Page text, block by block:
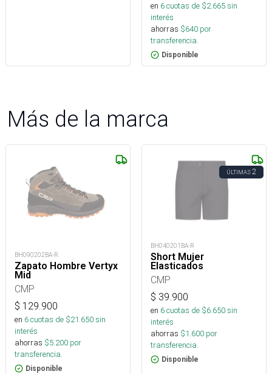
en 6cuotas de $2.665sin
interés
ahorras $640 por
transferencia.
Disponible
Más de la marca
BH090202BA-R
Zapato Hombre Vertyx
Mid
CMP
$ 129.900
en 6cuotas de $21.650sin
interés
ahorras $5.200 por
transferencia.
Disponible
ÚLTIMAS2
BH040201BA-R
Short Mujer
Elasticados
CMP
$ 39.900
en 6cuotas de $6.650sin
interés
ahorras $1.600 por
transferencia.
Disponible